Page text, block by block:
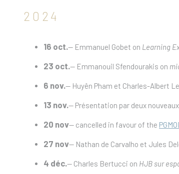
2024
16 oct.-- Emmanuel Gobet on Learning
23 oct.-- Emmanouil Sfendourakis on
6 nov.-- Huyên Pham et Charles-Albert
13 nov.-- Présentation par deux
20 nov-- cancelled in favour of the
27 nov-- Nathan de Carvalho et Jules
4 déc.-- Charles Bertucci on HJB sur